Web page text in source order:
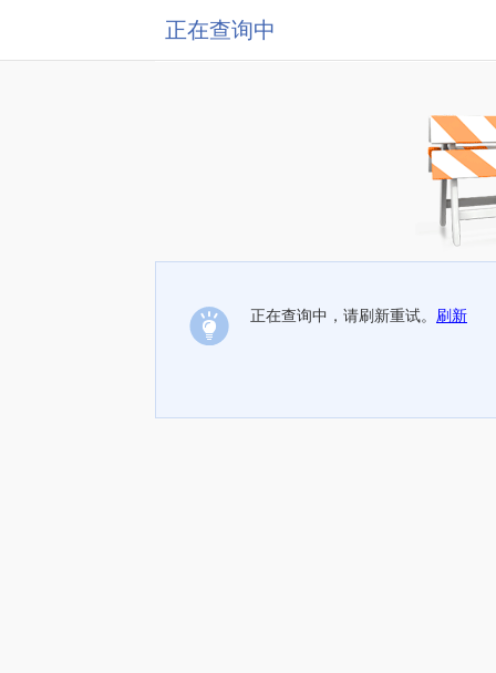
正在查询中
正在查询中，请刷新重试。 刷新